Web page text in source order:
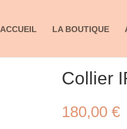
ACCUEIL LA BOUTIQUE
Collier
180,00 €